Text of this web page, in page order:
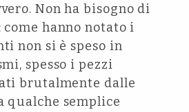
Non ha bisogno di
hanno notato i
non si è speso in
spesso i pezzi
brutalmente dalle
qualche semplice